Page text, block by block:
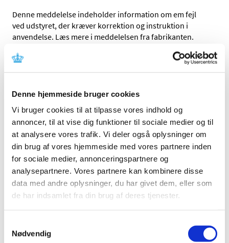
Denne hjemmeside bruger cookies
Vi bruger cookies til at tilpasse vores indhold og
annoncer, til at vise dig funktioner til sociale medier og til
at analysere vores trafik. Vi deler også oplysninger om
din brug af vores hjemmeside med vores partnere inden
for sociale medier, annonceringspartnere og
analysepartnere. Vores partnere kan kombinere disse
data med andre oplysninger, du har givet dem, eller som
de har indsamlet fra din brug af deres tjenester.
Nødvendig
Denne meddelelse indeholder information om em fejl
ved udstyret, der kræver korrektion og instruktion i
anvendelse. Læs mere i meddelelsen fra fabrikanten.
Referencer
Fabrikant: Ortho Clinical Diagnostics
Fabrikantens referencenummer: CL13-339
Lægemiddelstyrelsens sagsnummer: 2013121098
Emner
Medicinsk udstyr
Sikkerhedsmeddelelse om ORTHO BioVue® System